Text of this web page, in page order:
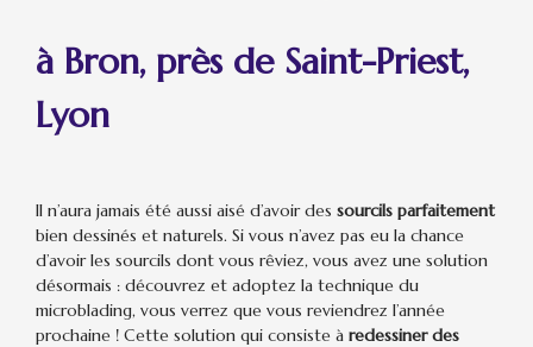
à Bron, près de Saint-Priest,
Lyon
Il n’aura jamais été aussi aisé d’avoir des sourcils parfaitement
bien dessinés et naturels. Si vous n’avez pas eu la chance
d’avoir les sourcils dont vous rêviez, vous avez une solution
désormais : découvrez et adoptez la technique du
microblading, vous verrez que vous reviendrez l’année
prochaine ! Cette solution qui consiste à redessiner des